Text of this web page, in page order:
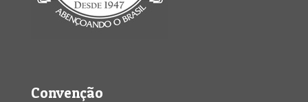
Convenção